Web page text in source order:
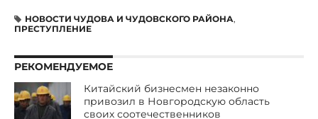
НОВОСТИ ЧУДОВА И ЧУДОВСКОГО РАЙОНА,
ПРЕСТУПЛЕНИЕ
РЕКОМЕНДУЕМОЕ
Китайский бизнесмен незаконно
привозил в Новгородскую область
своих соотечественников